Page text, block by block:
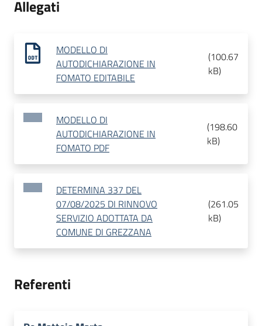
Allegati
MODELLO DI
AUTODICHIARAZIONE IN
FOMATO EDITABILE
(100.67
kB)
MODELLO DI
AUTODICHIARAZIONE IN
FOMATO PDF
(198.60
kB)
DETERMINA 337 DEL
07/08/2025 DI RINNOVO
SERVIZIO ADOTTATA DA
COMUNE DI GREZZANA
(261.05
kB)
Referenti